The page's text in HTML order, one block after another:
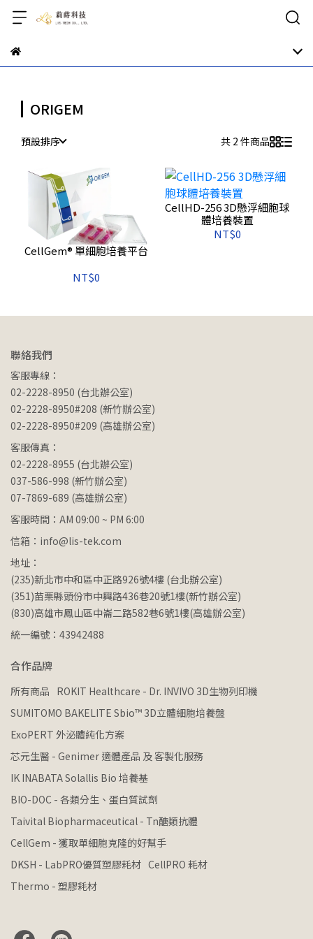
ORIGEM
預設排序 共 2 件商品
CellGem® 單細胞培養平台
NT$0
CellHD-256 3D懸浮細胞球
體培養裝置
NT$0
聯絡我們
客服專線：
02-2228-8950 (台北辦公室)
02-2228-8950#208 (新竹辦公室)
02-2228-8950#209 (高雄辦公室)
客服傳真：
02-2228-8955 (台北辦公室)
037-586-998 (新竹辦公室)
07-7869-689 (高雄辦公室)
客服時間：AM 09:00 ~ PM 6:00
信箱：info@lis-tek.com
地址：
(235)新北市中和區中正路926號4樓 (台北辦公室)
(351)苗栗縣頭份市中興路436巷20號1樓(新竹辦公室)
(830)高雄市鳳山區中崙二路582巷6號1樓(高雄辦公室)
統一編號：43942488
合作品牌
所有商品 ROKIT Healthcare - Dr. INVIVO 3D生物列印機
SUMITOMO BAKELITE Sbio™ 3D立體細胞培養盤
ExoPERT 外泌體純化方案
芯元生醫 - Genimer 適體產品 及 客製化服務
IK INABATA Solallis Bio 培養基
BIO-DOC - 各類分生、蛋白質試劑
Taivital Biopharmaceutical - Tn醣類抗體
CellGem - 獲取單細胞克隆的好幫手
DKSH - LabPRO優質塑膠耗材 CellPRO 耗材
Thermo - 塑膠耗材